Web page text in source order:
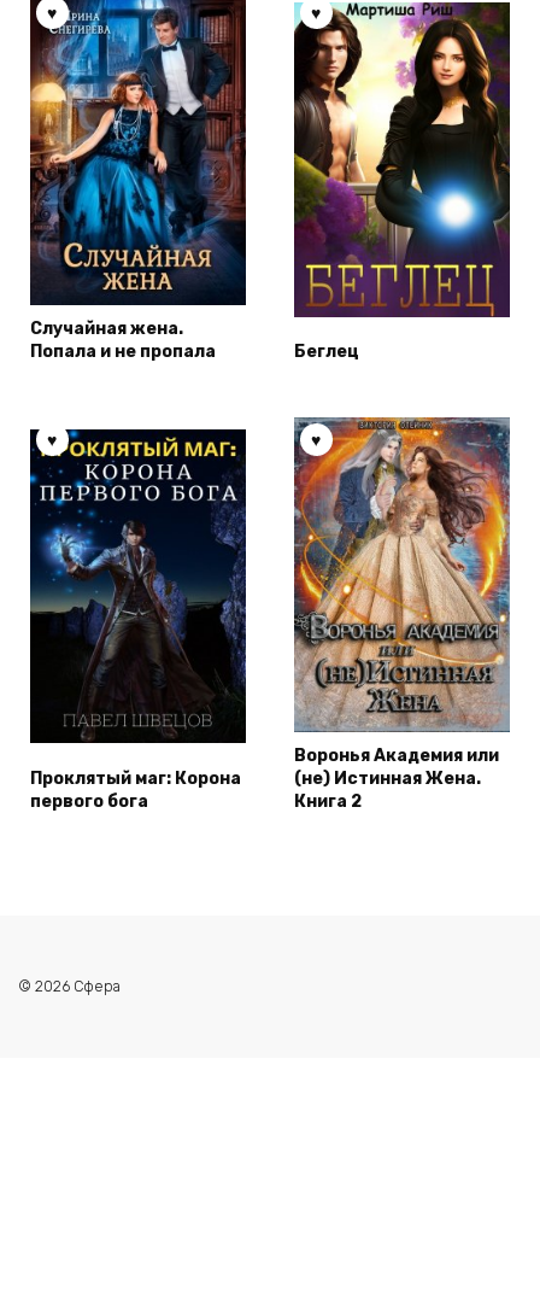
Случайная жена.
Попала и не пропала
Беглец
Проклятый маг: Корона
первого бога
Воронья Академия или
(не) Истинная Жена.
Книга 2
© 2026 Сфера